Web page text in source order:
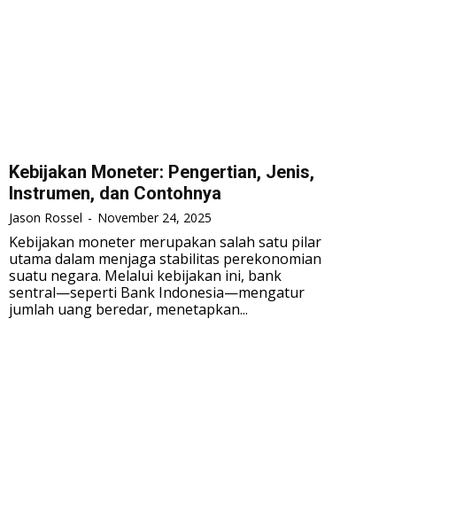
Kebijakan Moneter: Pengertian, Jenis,
Instrumen, dan Contohnya
Jason Rossel - November 24, 2025
Kebijakan moneter merupakan salah satu pilar
utama dalam menjaga stabilitas perekonomian
suatu negara. Melalui kebijakan ini, bank
sentral—seperti Bank Indonesia—mengatur
jumlah uang beredar, menetapkan...